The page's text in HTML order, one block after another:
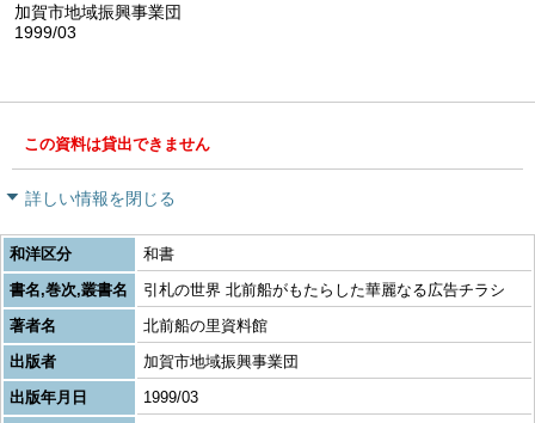
加賀市地域振興事業団
1999/03
この資料は貸出できません
詳しい情報を閉じる
和洋区分
和書
書名,巻次,叢書名
引札の世界 北前船がもたらした華麗なる広告チラシ
著者名
北前船の里資料館
出版者
加賀市地域振興事業団
出版年月日
1999/03